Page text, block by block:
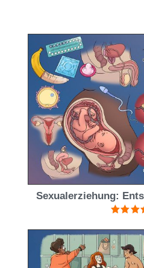
Sexualerziehung:
mit
von 5